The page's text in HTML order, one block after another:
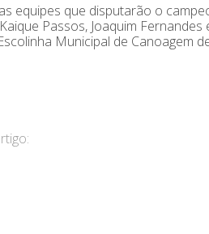
equipes que disputarão o
Passos, Joaquim
Municipal de Canoagem